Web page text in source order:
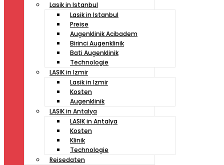
Lasik in Istanbul
Lasik in Istanbul
Preise
Augenklinik Acibadem
Birinci Augenklinik
Bati Augenklinik
Technologie
LASIK in Izmir
Lasik in Izmir
Kosten
Augenklinik
LASIK in Antalya
LASIK in Antalya
Kosten
Klinik
Technologie
Reisedaten